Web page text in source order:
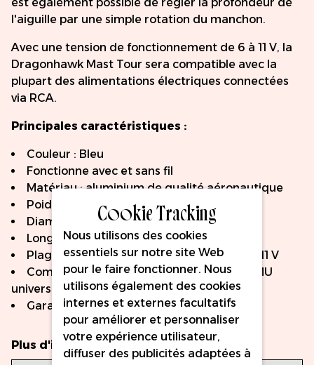
l'aiguille par une simple rotation du manchon.
Avec une tension de fonctionnement de 6 à 11 V, la
Dragonhawk Mast Tour sera compatible avec la
plupart des alimentations électriques connectées
via RCA.
Principales caractéristiques :
Couleur : Bleu
Fonctionne avec et sans fil
Matériau : aluminium de qualité aéronautique
Poids : 82 g
Diamètre : 25 mm
Longueur de frappe : 3,5 mm
Plage de tension de fonctionnement : 6 à 11 V
Compatible avec toutes les cartouches PMU
universelles
Garantie fabricant d'un an
Plus d'infos
Cookie Tracking
Nous utilisons des cookies
essentiels sur notre site Web
pour le faire fonctionner. Nous
utilisons également des cookies
internes et externes facultatifs
pour améliorer et personnaliser
votre expérience utilisateur,
diffuser des publicités adaptées à